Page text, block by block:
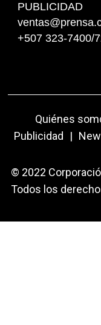
PUBLICIDAD
+507 323-7400/
Quiénes
Publicidad
|
© 2022
Todos los